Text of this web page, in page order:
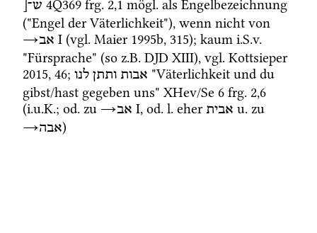
ש־[ 4Q369 frg. 2,1 mögl. als Engelbezeichnung
→אב ‎ I (vgl. Maier 1995b, 315); kaum i.S.v.
"Fürsprache" (so z.B. DJD XIII), vgl. Kottsieper
2015, 46; אבות ותתן לנו
"Väterlichkeit und du
gibst/hast gegeben uns" XHev/Se 6 frg. 2,6
(i.u.K.; od. zu →אב ‎ I, od. l. eher אבית u.
→אבה)